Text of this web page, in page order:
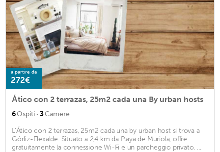
a partire da
272€
Ático con 2 terrazas, 25m2 cada una By urban hosts
6Ospiti · 3Camere
L'Ático con 2 terrazas, 25m2 cada una by urban host si trova a
Górliz-Elexalde. Situato a 2,4 km da Playa de Muriola, offre
gratuitamente la connessione Wi-Fi e un parcheggio privato. ...